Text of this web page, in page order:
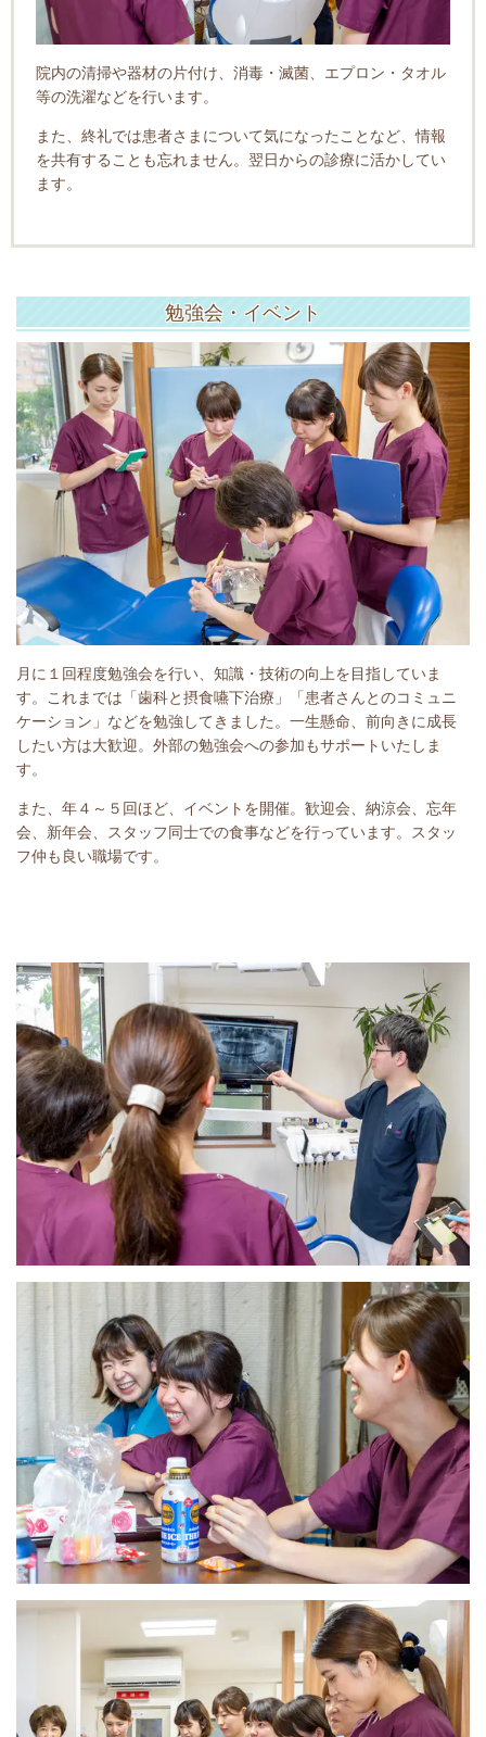
院内の清掃や器材の片付け、消毒・滅菌、エプロン・タオル
等の洗濯などを行います。
また、終礼では患者さまについて気になったことなど、情報
を共有することも忘れません。翌日からの診療に活かしてい
ます。
勉強会・イベント
月に１回程度勉強会を行い、知識・技術の向上を目指していま
す。これまでは「歯科と摂食嚥下治療」「患者さんとのコミュニ
ケーション」などを勉強してきました。一生懸命、前向きに成長
したい方は大歓迎。外部の勉強会への参加もサポートいたしま
す。
また、年４～５回ほど、イベントを開催。歓迎会、納涼会、忘年
会、新年会、スタッフ同士での食事などを行っています。スタッ
フ仲も良い職場です。